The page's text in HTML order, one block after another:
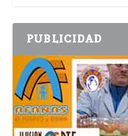
PUBLICIDAD